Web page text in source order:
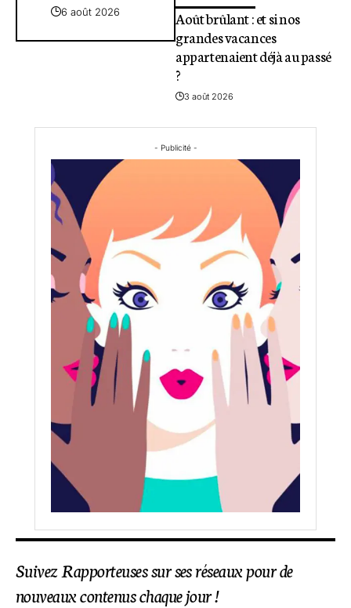
6 août 2026
Août brûlant : et si nos
grandes vacances
appartenaient déjà au passé
?
3 août 2026
- Publicité -
Suivez Rapporteuses sur ses réseaux pour de
nouveaux contenus chaque jour !